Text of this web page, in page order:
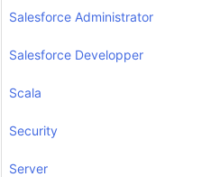
Salesforce Administrator
Salesforce Developper
Scala
Security
Server